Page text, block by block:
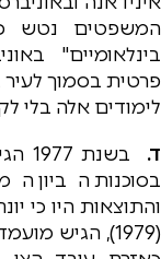
המשפטים נטש
בינלאומיים"
פרטית בסמוך
לימודים אלה בלי
ד.
בסוכנות הביון
והתוצאות היו כי
(1979), הגיש